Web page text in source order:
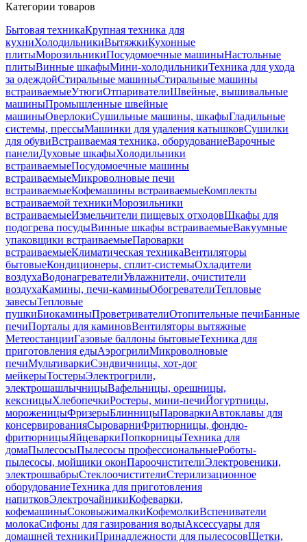
Категории товаров
Бытовая техникаКрупная техника для
кухниХолодильникиВытяжкиКухонные
плитыМорозильникиПосудомоечные машиныНастольные
плитыВинные шкафыМини-холодильникиТехника для ухода
за одеждойСтиральные машиныСтиральные машины
встраиваемыеУтюгиОтпаривателиШвейные, вышивальные
машиныПромышленные швейные
машиныОверлокиСушильные машины, шкафыГладильные
системы, прессыМашинки для удаления катышковСушилки
для обувиВстраиваемая техника, оборудованиеВарочные
панелиДуховые шкафыХолодильники
встраиваемыеПосудомоечные машины
встраиваемыеМикроволновые печи
встраиваемыеКофемашины встраиваемыеКомплекты
встраиваемой техникиМорозильники
встраиваемыеИзмельчители пищевых отходовШкафы для
подогрева посудыВинные шкафы встраиваемыеВакуумные
упаковщики встраиваемыеПароварки
встраиваемыеКлиматическая техникаВентиляторы
бытовыеКондиционеры, сплит-системыОхладители
воздухаВодонагревателиУвлажнители, очистители
воздухаКамины, печи-каминыОбогревателиТепловые
завесыТепловые
пушкиБиокаминыПроветривателиОтопительные печиБанные
печиПорталы для каминовВентиляторы вытяжные
МетеостанцииГазовые баллоны бытовыеТехника для
приготовления едыАэрогрилиМикроволновые
печиМультиваркиСэндвичницы, хот-дог
мейкерыТостерыЭлектрогрили,
электрошашлычницыВафельницы, орешницы,
кексницыХлебопечкиРостеры, мини-печиЙогуртницы,
мороженицыФризерыБлинницыПароваркиАвтоклавы для
консервированияСыроварниФритюрницы, фондю-
фритюрницыЯйцеваркиПопкорницыТехника для
домаПылесосыПылесосы профессиональныеРоботы-
пылесосы, мойщики оконПароочистителиЭлектровеники,
электрошвабрыСтеклоочистителиСтерилизационное
оборудованиеТехника для приготовления
напитковЭлектрочайникиКофеварки,
кофемашиныСоковыжималкиКофемолкиВспениватели
молокаСифоны для газирования водыАксессуары для
домашней техникиПринадлежности для пылесосовЩетки,